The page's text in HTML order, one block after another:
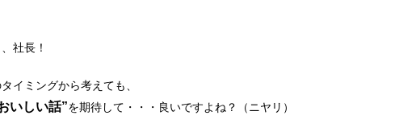
社長！
イミングから考えても、
いしい話”を期待して・・・良いですよね？（ニヤリ）